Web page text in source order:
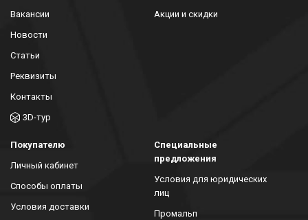
Вакансии
Новости
Статьи
Реквизиты
Контакты
3D-тур
Акции и скидки
Покупателю
Личный кабинет
Способы оплаты
Условия доставки
Специальные
предложения
Условия для юридических
лиц
Промальп